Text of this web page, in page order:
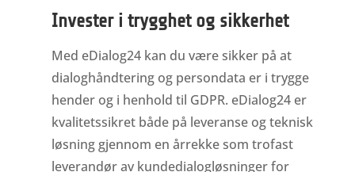
Invester i trygghet og sikkerhet
Med eDialog24 kan du være sikker på at
dialoghåndtering og persondata er i trygge
hender og i henhold til GDPR. eDialog24 er
kvalitetssikret både på leveranse og teknisk
løsning gjennom en årrekke som trofast
leverandør av kundedialogløsninger for